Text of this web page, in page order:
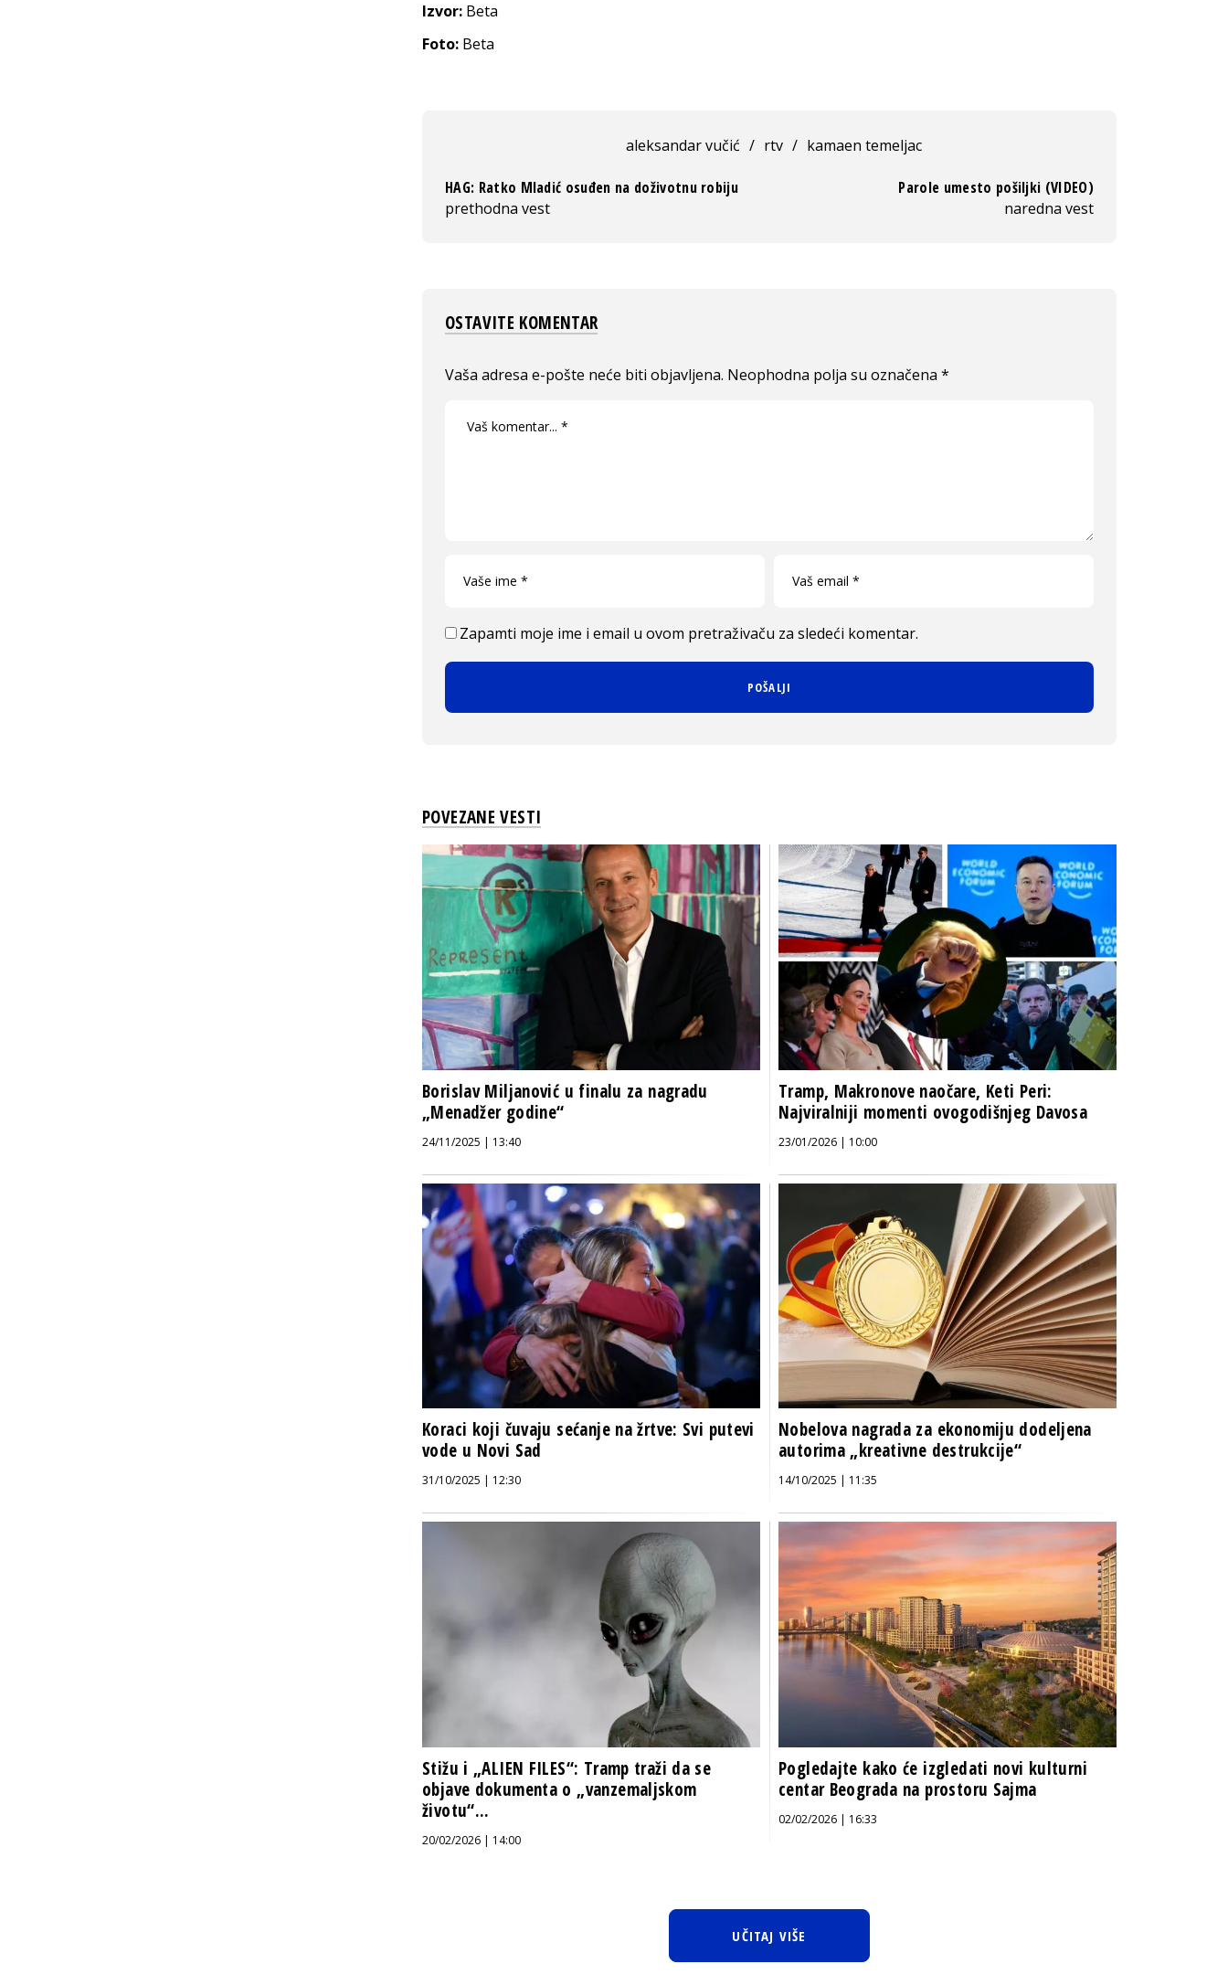
Izvor: Beta
Foto: Beta
aleksandar vučić / rtv / kamaen temeljac
HAG: Ratko Mladić osuđen na doživotnu robiju
prethodna vest
Parole umesto pošiljki (VIDEO)
naredna vest
OSTAVITE KOMENTAR
Vaša adresa e-pošte neće biti objavljena. Neophodna polja su označena *
Zapamti moje ime i email u ovom pretraživaču za sledeći komentar.
POVEZANE VESTI
Borislav Miljanović u finalu za nagradu
„Menadžer godine“
24/11/2025 | 13:40
Tramp, Makronove naočare, Keti Peri:
Najviralniji momenti ovogodišnjeg Davosa
23/01/2026 | 10:00
Koraci koji čuvaju sećanje na žrtve: Svi putevi
vode u Novi Sad
31/10/2025 | 12:30
Nobelova nagrada za ekonomiju dodeljena
autorima „kreativne destrukcije“
14/10/2025 | 11:35
Stižu i „ALIEN FILES“: Tramp traži da se
objave dokumenta o „vanzemaljskom
životu“...
20/02/2026 | 14:00
Pogledajte kako će izgledati novi kulturni
centar Beograda na prostoru Sajma
02/02/2026 | 16:33
UČITAJ VIŠE